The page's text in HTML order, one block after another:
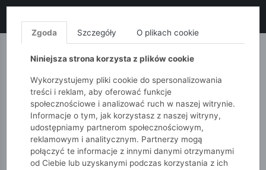
MONNARI QUIOSQUE
51015kids
Dziewczynki 2-7 lat
Zgoda Szczegóły O plikach cookie
Niniejsza strona korzysta z plików cookie
Wykorzystujemy pliki cookie do spersonalizowania
treści i reklam, aby oferować funkcje
społecznościowe i analizować ruch w naszej witrynie.
Informacje o tym, jak korzystasz z naszej witryny,
udostępniamy partnerom społecznościowym,
reklamowym i analitycznym. Partnerzy mogą
połączyć te informacje z innymi danymi otrzymanymi
od Ciebie lub uzyskanymi podczas korzystania z ich